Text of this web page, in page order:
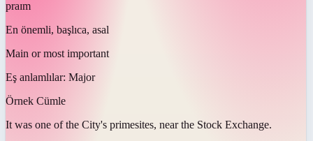
praɪm
En önemli, başlıca, asal
Main or most important
Eş anlamlılar: Major
Örnek Cümle
It was one of the City's primesites, near the Stock Exchange.